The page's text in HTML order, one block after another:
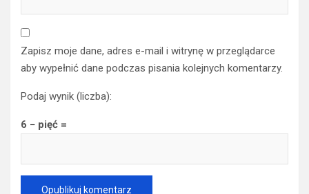
Zapisz moje dane, adres e-mail i witrynę w przeglądarce
aby wypełnić dane podczas pisania kolejnych komentarzy.
Podaj wynik (liczba):
6 − pięć =